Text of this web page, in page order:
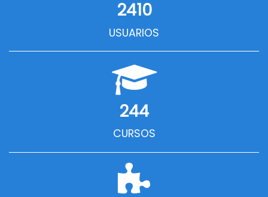
2410
USUARIOS
244
CURSOS